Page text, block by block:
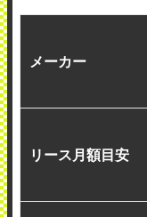
メーカー
リース月額目安